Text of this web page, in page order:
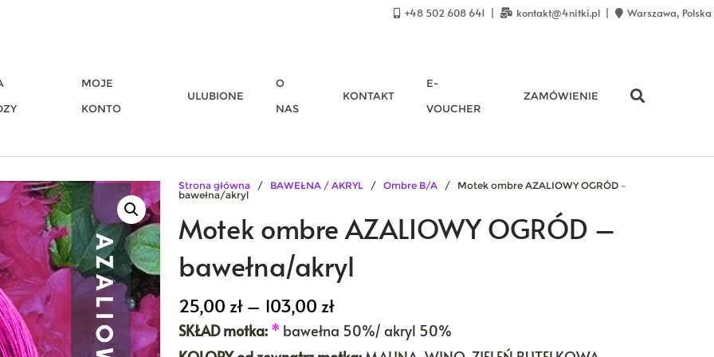
+48 502 608 641 kontakt@4nitki.pl Warszawa, Polska
MOJE
KONTO
ULUBIONE
O
NAS
KONTAKT
E-
VOUCHER
ZAMÓWIENIE
Strona główna / BAWEŁNA / AKRYL / Ombre B/A / Motek ombre AZALIOWY OGRÓD –
bawełna/akryl
Motek ombre AZALIOWY OGRÓD –
bawełna/akryl
25,00 zł – 103,00 złZakres
cen:
od
SKŁAD motka: * bawełna 50%/ akryl 50%